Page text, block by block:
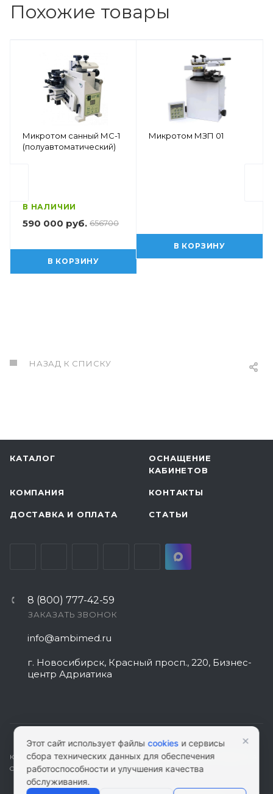
Похожие товары
Микротом санный МС-1
(полуавтоматический)
В НАЛИЧИИ
590 000 руб. 656700
В КОРЗИНУ
Микротом МЗП 01
В КОРЗИНУ
НАЗАД К СПИСКУ
КАТАЛОГ
ОСНАЩЕНИЕ
КАБИНЕТОВ
КОМПАНИЯ КОНТАКТЫ
ДОСТАВКА И ОПЛАТА СТАТЬИ
8 (800) 777-42-59
ЗАКАЗАТЬ ЗВОНОК
info@ambimed.ru
г. Новосибирск, Красный просп., 220, Бизнес-
центр Адриатика
КАРТА САЙТА|ПОЛИТИКА КОНФИДЕНЦИАЛЬНОСТИ|СОГЛАСИЕ НА
ОБРАБОТКУ ПЕРСОНАЛЬНЫХ ДАННЫХ
Этот сайт использует файлыcookies и сервисы
сбора технических данных для обеспечения
работоспособности и улучшения качества
обслуживания.
×